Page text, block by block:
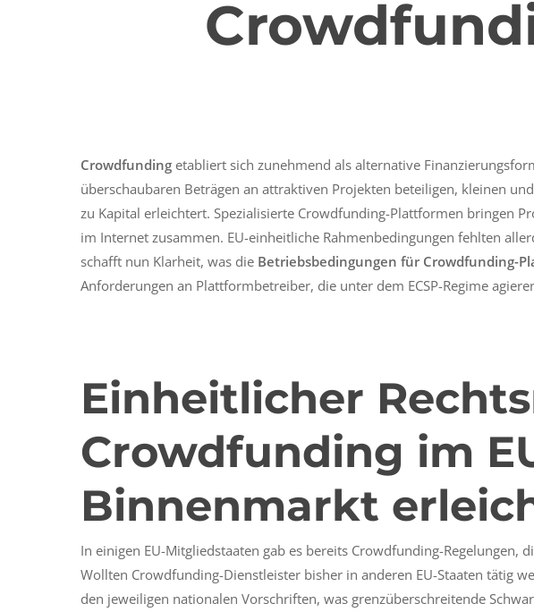
Crowdfunding etabliert sich zunehmend als alternative
überschaubaren Beträgen an attraktiven Projekten beteiligen, kleinen
zu Kapital erleichtert. Spezialisierte Crowdfunding-Plattformen bringen
im Internet zusammen. EU-einheitliche Rahmenbedingungen fehlten
schafft nun Klarheit, was die Betriebsbedingungen für Crowdfunding-
Anforderungen an Plattformbetreiber, die unter dem ECSP-Regime
Einheitlicher
Crowdfunding im
Binnenmarkt
In einigen EU-Mitgliedstaaten gab es bereits Crowdfunding-Regelungen,
Wollten Crowdfunding-Dienstleister bisher in anderen EU-Staaten tätig
den jeweiligen nationalen Vorschriften, was grenzüberschreitende